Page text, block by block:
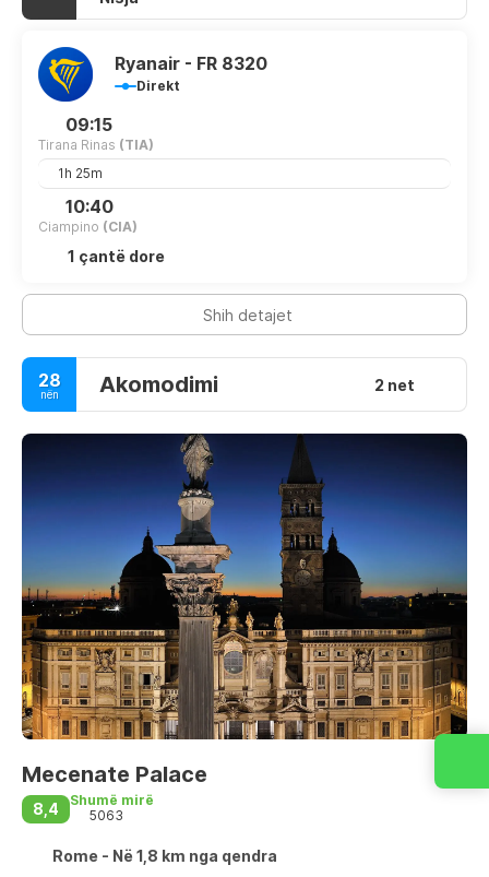
Ryanair - FR 8320
Direkt
09:15
Tirana Rinas (TIA)
1h 25m
10:40
Ciampino (CIA)
1 çantë dore
Shih detajet
28
nën Akomodimi 2 net
Mecenate Palace
8,4
Shumë mirë
5063
Rome - Në 1,8 km nga qendra